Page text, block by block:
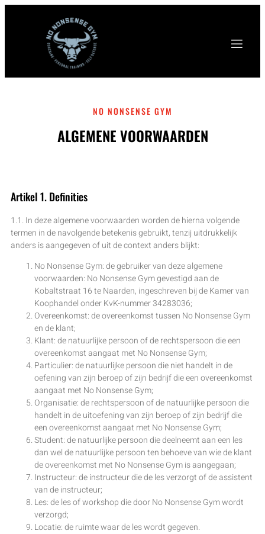
NO NONSENSE GYM
ALGEMENE VOORWAARDEN
Artikel 1. Definities
1.1. In deze algemene voorwaarden worden de hierna volgende
termen in de navolgende betekenis gebruikt, tenzij uitdrukkelijk
anders is aangegeven of uit de context anders blijkt:
No Nonsense Gym: de gebruiker van deze algemene
voorwaarden: No Nonsense Gym gevestigd aan de
Kobaltstraat 16 te Naarden, ingeschreven bij de Kamer van
Koophandel onder KvK-nummer 34283036;
Overeenkomst: de overeenkomst tussen No Nonsense Gym
en de klant;
Klant: de natuurlijke persoon of de rechtspersoon die een
overeenkomst aangaat met No Nonsense Gym;
Particulier: de natuurlijke persoon die niet handelt in de
oefening van zijn beroep of zijn bedrijf die een overeenkomst
aangaat met No Nonsense Gym;
Organisatie: de rechtspersoon of de natuurlijke persoon die
handelt in de uitoefening van zijn beroep of zijn bedrijf die
een overeenkomst aangaat met No Nonsense Gym;
Student: de natuurlijke persoon die deelneemt aan een les
dan wel de natuurlijke persoon ten behoeve van wie de klant
de overeenkomst met No Nonsense Gym is aangegaan;
Instructeur: de instructeur die de les verzorgt of de assistent
van de instructeur;
Les: de les of workshop die door No Nonsense Gym wordt
verzorgd;
Locatie: de ruimte waar de les wordt gegeven.